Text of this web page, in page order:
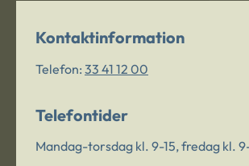
Kontaktinformation
Telefon: 33 41 12 00
Telefontider
Mandag-torsdag kl. 9-15, fredag kl.